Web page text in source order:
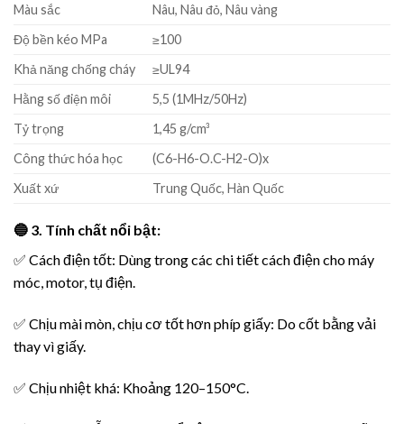
Màu sắc
Nâu, Nâu đỏ, Nâu vàng
Độ bền kéo MPa
≥100
Khả năng chống cháy
≥UL94
Hằng số điện môi
5,5 (1MHz/50Hz)
Tỷ trọng
1,45 g/cm³
Công thức hóa học
(C6-H6-O.C-H2-O)x
Xuất xứ
Trung Quốc, Hàn Quốc
🔵 3. Tính chất nổi bật:
✅ Cách điện tốt: Dùng trong các chi tiết cách điện cho máy
móc, motor, tụ điện.
✅ Chịu mài mòn, chịu cơ tốt hơn phíp giấy: Do cốt bằng vải
thay vì giấy.
✅ Chịu nhiệt khá: Khoảng 120–150°C.